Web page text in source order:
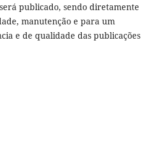
publicado, sendo diretamente
manutenção e para um
e de qualidade das publicações